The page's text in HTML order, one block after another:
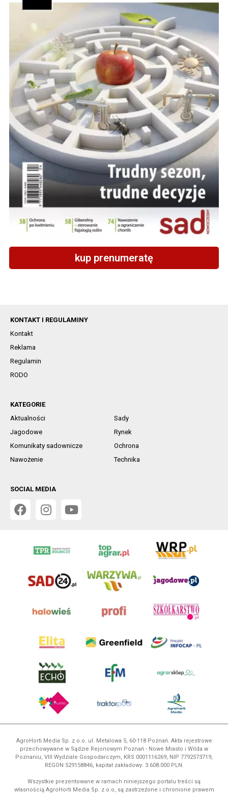
kup prenumeratę
KONTAKT I REGULAMINY
Kontakt
Reklama
Regulamin
RODO
KATEGORIE
Aktualności
Sady
Jagodowe
Rynek
Komunikaty sadownicze
Ochrona
Nawożenie
Technika
SOCIAL MEDIA
AgroHorti Media Sp. z o.o. ul. Metalowa 5, 60-118 Poznań. Akta rejestrowe
przechowywane w Sądzie Rejonowym Poznań - Nowe Miasto i Wilda w
Poznaniu, VIII Wydziale Gospodarczym, KRS 0001116269, NIP 7792573719,
REGON 529158846, kapitał zakładowy: 3.608.000 PLN.
Wszystkie prezentowane w ramach niniejszego portalu treści są
własnością AgroHorti Media Sp. z o.o, są zastrzeżone i chronione prawem